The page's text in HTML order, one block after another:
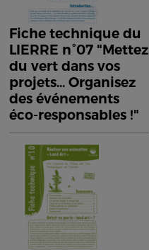
Fiche technique du
LIERRE n°07 "Mettez
du vert dans vos
projets... Organisez
des événements
éco-responsables !"